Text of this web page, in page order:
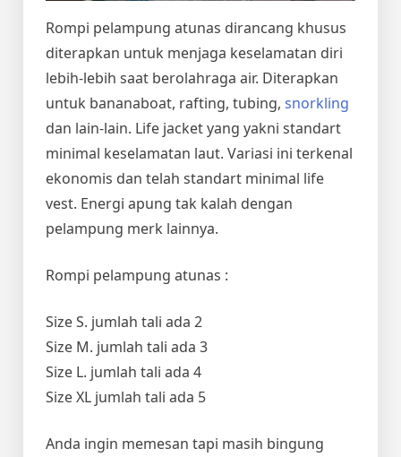
Rompi pelampung atunas dirancang khusus
diterapkan untuk menjaga keselamatan diri
lebih-lebih saat berolahraga air. Diterapkan
untuk bananaboat, rafting, tubing, snorkling
dan lain-lain. Life jacket yang yakni standart
minimal keselamatan laut. Variasi ini terkenal
ekonomis dan telah standart minimal life
vest. Energi apung tak kalah dengan
pelampung merk lainnya.
Rompi pelampung atunas :
Size S. jumlah tali ada 2
Size M. jumlah tali ada 3
Size L. jumlah tali ada 4
Size XL jumlah tali ada 5
Anda ingin memesan tapi masih bingung